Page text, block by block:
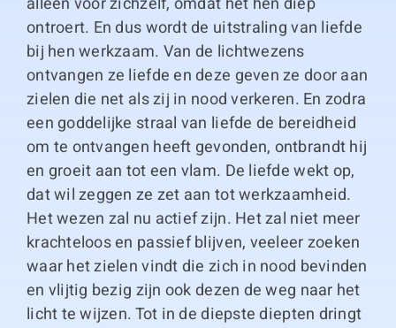
ontroert. En dus wordt de uitstraling van liefde
bij hen werkzaam. Van de lichtwezens
ontvangen ze liefde en deze geven ze door aan
zielen die net als zij in nood verkeren. En zodra
een goddelijke straal van liefde de bereidheid
om te ontvangen heeft gevonden, ontbrandt hij
en groeit aan tot een vlam. De liefde wekt op,
dat wil zeggen ze zet aan tot werkzaamheid.
Het wezen zal nu actief zijn. Het zal niet meer
krachteloos en passief blijven, veeleer zoeken
waar het zielen vindt die zich in nood bevinden
en vlijtig bezig zijn ook dezen de weg naar het
licht te wijzen. Tot in de diepste diepten dringt